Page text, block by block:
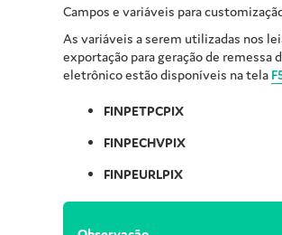
Campos e variáveis para
As variáveis a serem utilizadas nos
exportação para geração de remessa
eletrônico estão disponíveis na tela
FINPETPCPIX
FINPECHVPIX
FINPEURLPIX